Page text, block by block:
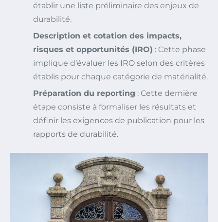
établir une liste préliminaire des enjeux de
durabilité.
Description et cotation des impacts,
risques et opportunités (IRO) : Cette phase
implique d’évaluer les IRO selon des critères
établis pour chaque catégorie de matérialité.
Préparation du reporting : Cette dernière
étape consiste à formaliser les résultats et
définir les exigences de publication pour les
rapports de durabilité.